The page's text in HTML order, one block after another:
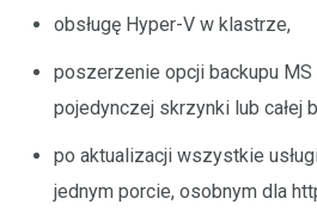
obsługę Hyper-V w klastrze,
poszerzenie opcji backupu MS
pojedynczej skrzynki lub całej
po aktualizacji wszystkie
jednym porcie, osobnym dla